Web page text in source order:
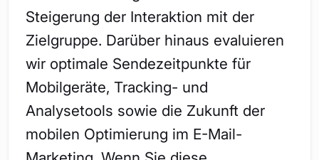
Steigerung der Interaktion mit der
Zielgruppe. Darüber hinaus evaluieren
wir optimale Sendezeitpunkte für
Mobilgeräte, Tracking- und
Analysetools sowie die Zukunft der
mobilen Optimierung im E-Mail-